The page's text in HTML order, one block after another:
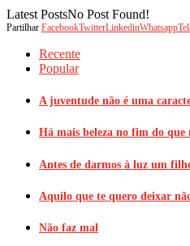
Latest PostsNo Post Found!
Partilhar FacebookTwitterLinkedinWhatsapp
Recente
Popular
A juventude não é uma
Há mais beleza no fim do que
Antes de darmos à luz um
Aquilo que te quero deixar
Não faz mal